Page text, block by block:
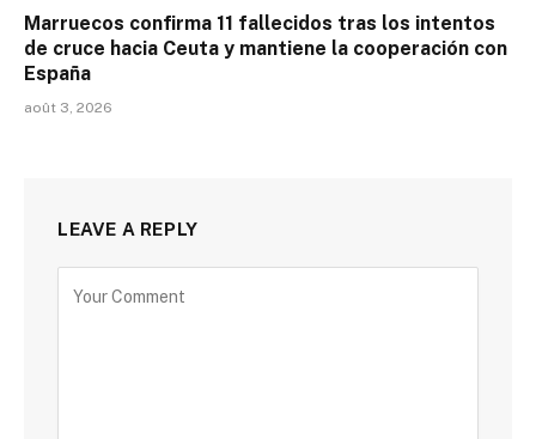
Marruecos confirma 11 fallecidos tras los intentos
de cruce hacia Ceuta y mantiene la cooperación con
España
août 3, 2026
LEAVE A REPLY